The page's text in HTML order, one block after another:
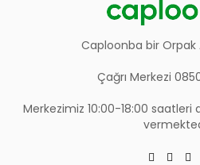
Caploonba bir Orpak
Çağrı Merkezi
Merkezimiz 10:00-18:00